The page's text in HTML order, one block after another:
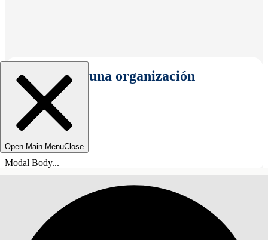
Seleccionar una organización
Open Main MenuClose
Modal Body...